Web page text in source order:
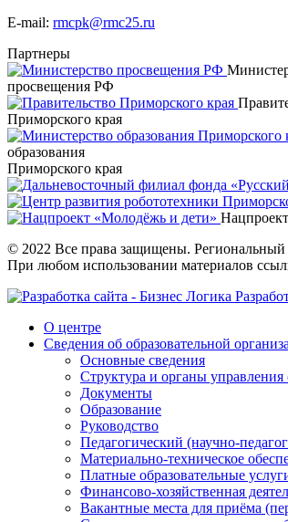
E-mail: rmcpk@rmc25.ru
Партнеры
просвещения РФ
Приморского края
образования
Приморского края
© 2022 Все права защищены. Региональный
При любом использовании материалов
О центре
Сведения об образовательной
Основные сведения
Структура и органы управления
Документы
Образование
Руководство
Педагогический (научно-
Материально-техническое
Платные образовательные
Финансово-хозяйственная
Вакантные места для приёма